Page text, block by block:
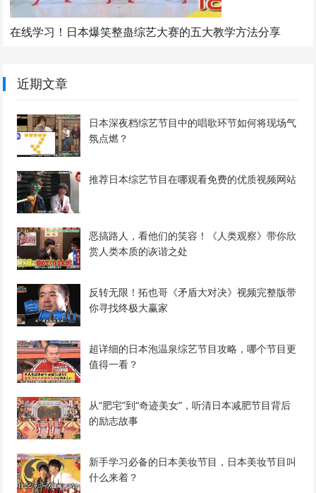
在线学习！日本爆笑整蛊综艺大赛的五大教学方法分享
近期文章
日本深夜档综艺节目中的唱歌环节如何将现场气
氛点燃？
推荐日本综艺节目在哪观看免费的优质视频网站
恶搞路人，看他们的笑容！《人类观察》带你欣
赏人类本质的诙谐之处
反转无限！拓也哥《矛盾大对决》视频完整版带
你寻找终极大赢家
超详细的日本泡温泉综艺节目攻略，哪个节目更
值得一看？
从“肥宅”到“奇迹美女”，听清日本减肥节目背后
的励志故事
新手学习必备的日本美妆节目，日本美妆节目叫
什么来着？